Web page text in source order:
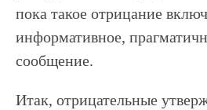
пока такое отрицание
информативное,
сообщение.
Итак, отрицательные